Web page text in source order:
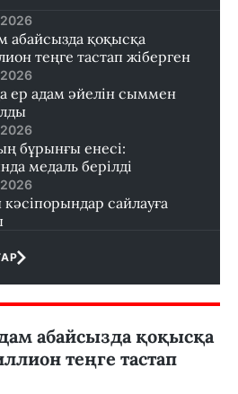
абайсызда қоқысқа
теңге тастап жіберген
ер адам әйелін сыммен
бұрынғы енесі:
медаль берілді
сайлауға
абайсызда қоқысқа
теңге тастап